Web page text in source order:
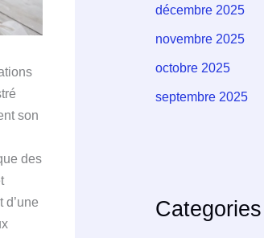
son
des
d’une
décembre 2025
novembre 2025
octobre 2025
septembre 2025
Categories